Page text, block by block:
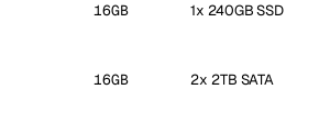
16GB 1x 240GB SSD
16GB 2x 2TB SATA